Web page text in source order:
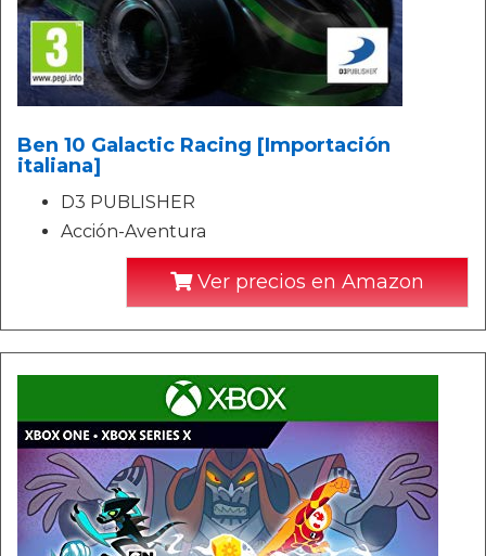
Ben 10 Galactic Racing [Importación
italiana]
D3 PUBLISHER
Acción-Aventura
Ver precios en Amazon